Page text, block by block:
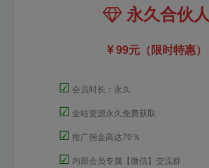
永久合伙人
99元（限时特惠）
☑ 会员时长：永久
☑ 全站资源永久免费获取
☑ 推广佣金高达70％
☑ 内部会员专属【微信】交流群